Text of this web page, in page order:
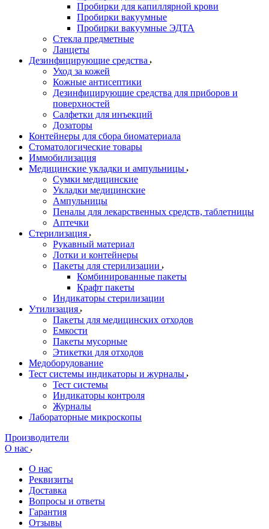
Пробирки для капиллярной крови
Пробирки вакуумные
Пробирки вакуумные ЭДТА
Стекла предметные
Ланцеты
Дезинфицирующие средства
Уход за кожей
Кожные антисептики
Дезинфицирующие средства для приборов и
поверхностей
Салфетки для инъекций
Дозаторы
Контейнеры для сбора биоматериала
Стоматологические товары
Иммобилизация
Медицинские укладки и ампульницы
Сумки медицинские
Укладки медицинские
Ампульницы
Пеналы для лекарственных средств, таблетницы
Аптечки
Стерилизация
Рукавный материал
Лотки и контейнеры
Пакеты для стерилизации
Комбинированные пакеты
Крафт пакеты
Индикаторы стерилизации
Утилизация
Пакеты для медицинских отходов
Емкости
Пакеты мусорные
Этикетки для отходов
Медоборудование
Тест системы индикаторы и журналы
Тест системы
Индикаторы контроля
Журналы
Лабораторные микроскопы
Производители
О нас
О нас
Реквизиты
Доставка
Вопросы и ответы
Гарантия
Отзывы